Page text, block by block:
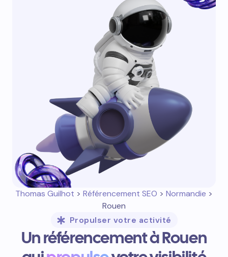
Thomas Guilhot > Référencement SEO > Normandie >
Rouen
Propulser votre activité
Un référencement à Rouen